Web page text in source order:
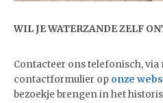
WIL JE WATERZANDE ZELF
Contacteer ons telefonisch, via
contactformulier op onze
bezoekje brengen in het